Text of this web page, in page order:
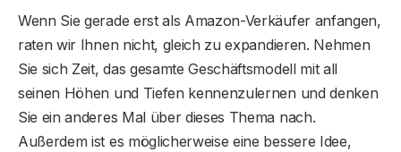
Wenn Sie gerade erst als Amazon-Verkäufer anfangen,
raten wir Ihnen nicht, gleich zu expandieren. Nehmen
Sie sich Zeit, das gesamte Geschäftsmodell mit all
seinen Höhen und Tiefen kennenzulernen und denken
Sie ein anderes Mal über dieses Thema nach.
Außerdem ist es möglicherweise eine bessere Idee,